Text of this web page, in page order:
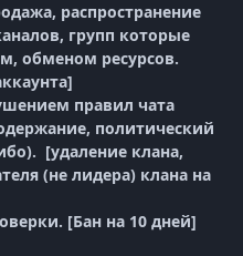
распространение
групп которые
обменом ресурсов.
правил чата
политический
[удаление клана,
(не лидера) клана на
[Бан на 10 дней]